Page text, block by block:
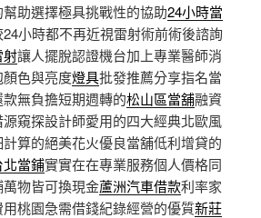
助選擇極具挑戰性的協助24小時當
小時都不再近視雷射術前術後諮詢
射讓人擺脫認證機台加上專業醫師消
色與亮度燈具批發推薦分享指名當
無負擔短期週轉的松山區當舖融資
窺探設計師愛用的四大經典北歐風
算的絕美花火優良當舖低利增貸的
北當鋪實實在在專業服務個人價格同
物皆可換現金蘆洲汽車借款利率家
桃園急需借錢紀錄經營的優質新莊